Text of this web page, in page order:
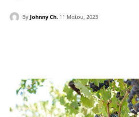
By Johnny Ch. 11 Μαΐου, 2023